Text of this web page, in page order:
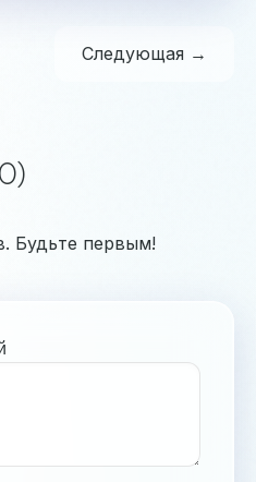
Следующая →
Будьте первым!